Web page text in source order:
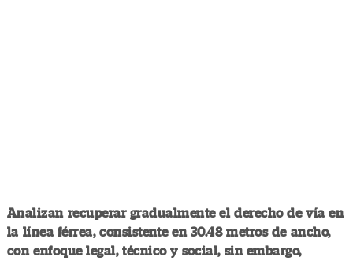
Analizan recuperar gradualmente el derecho de vía en
la línea férrea, consistente en 30.48 metros de ancho,
con enfoque legal, técnico y social, sin embargo,